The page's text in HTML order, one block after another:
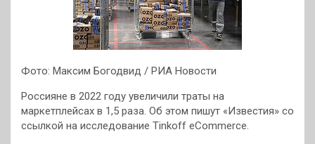
Фото: Максим Богодвид / РИА Новости
Россияне в 2022 году увеличили траты на
маркетплейсах в 1,5 раза. Об этом пишут «Известия» со
ссылкой на исследование Tinkoff eCommerce.